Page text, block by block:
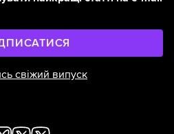
свіжий випуск